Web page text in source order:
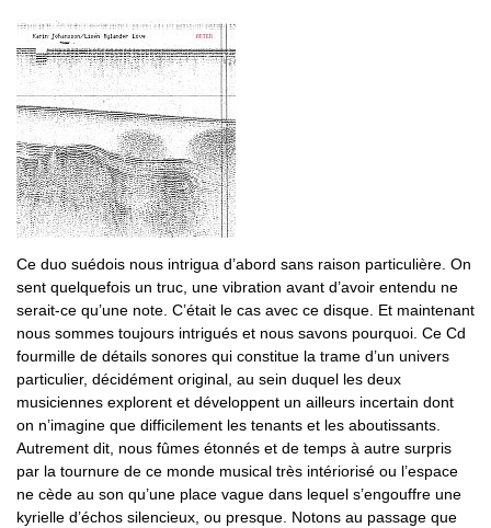
Ce duo suédois nous intrigua d’abord sans raison particulière. On
sent quelquefois un truc, une vibration avant d’avoir entendu ne
serait-ce qu’une note. C’était le cas avec ce disque. Et maintenant
nous sommes toujours intrigués et nous savons pourquoi. Ce Cd
fourmille de détails sonores qui constitue la trame d’un univers
particulier, décidément original, au sein duquel les deux
musiciennes explorent et développent un ailleurs incertain dont
on n’imagine que difficilement les tenants et les aboutissants.
Autrement dit, nous fûmes étonnés et de temps à autre surpris
par la tournure de ce monde musical très intériorisé ou l’espace
ne cède au son qu’une place vague dans lequel s’engouffre une
kyrielle d’échos silencieux, ou presque. Notons au passage que